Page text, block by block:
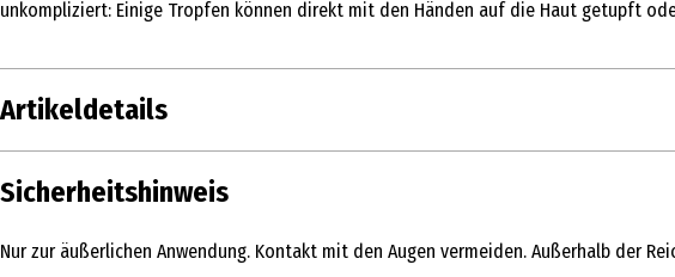
unkompliziert: Einige Tropfen können direkt mit den Händen auf die Haut getupft
Artikeldetails
Inhalt 120 ml
Sicherheitshinweis
Nur zur äußerlichen Anwendung. Kontakt mit den Augen vermeiden. Außerhalb der